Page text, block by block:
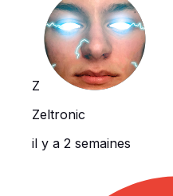
Z
Zeltronic
il y a 2 semaines